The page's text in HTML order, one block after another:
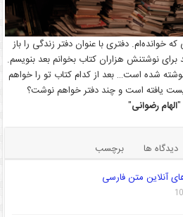
دفتری با عنوان دفتر زندگی را باز
نوشتنش هزاران کتاب بخوانم بعد بنویسم.
شده است… بعد از کدام کتاب تو را خواهم
یافته است و چند دفتر خواهم نوشت؟
"الهام رضوانی"
دیدگاه ها
برچسب
آنلاین متن فارسی